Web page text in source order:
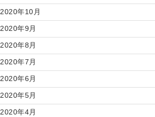
2020年10月
2020年9月
2020年8月
2020年7月
2020年6月
2020年5月
2020年4月